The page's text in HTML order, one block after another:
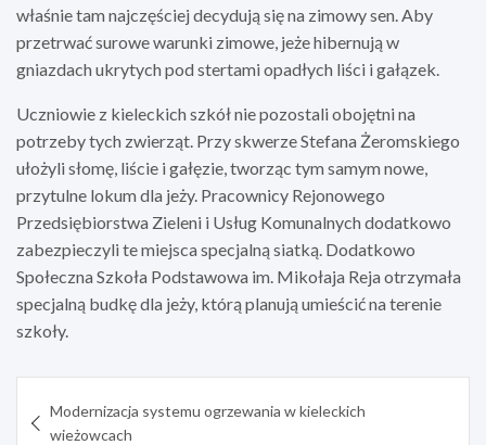
właśnie tam najczęściej decydują się na zimowy sen. Aby
przetrwać surowe warunki zimowe, jeże hibernują w
gniazdach ukrytych pod stertami opadłych liści i gałązek.
Uczniowie z kieleckich szkół nie pozostali obojętni na
potrzeby tych zwierząt. Przy skwerze Stefana Żeromskiego
ułożyli słomę, liście i gałęzie, tworząc tym samym nowe,
przytulne lokum dla jeży. Pracownicy Rejonowego
Przedsiębiorstwa Zieleni i Usług Komunalnych dodatkowo
zabezpieczyli te miejsca specjalną siatką. Dodatkowo
Społeczna Szkoła Podstawowa im. Mikołaja Reja otrzymała
specjalną budkę dla jeży, którą planują umieścić na terenie
szkoły.
wpisu
Modernizacja systemu ogrzewania w kieleckich
wieżowcach